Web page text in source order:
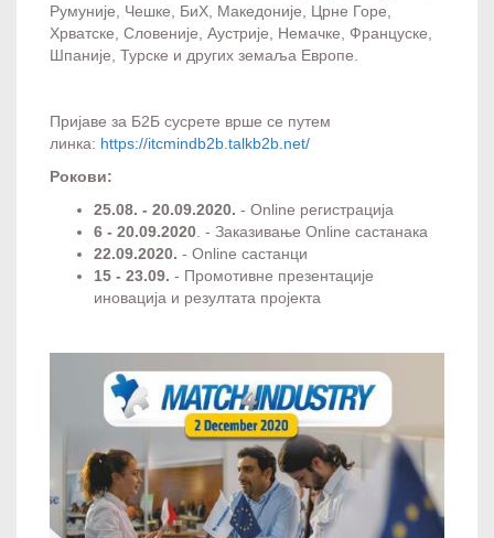
Румуније, Чешке, БиХ, Македоније, Црне Горе,
Хрватске, Словеније, Аустрије, Немачке, Француске,
Шпаније, Турске и других земаља Европе.
Пријаве за Б2Б сусрете врше се путем
линка: https://itcmindb2b.talkb2b.net/
Рокови:
25.08. - 20.09.2020. - Online регистрација
6 - 20.09.2020 . - Заказивање Online састанака
22.09.2020. - Оnline састанци
15 - 23.09. - Промотивне презентације
иновација и резултата пројекта